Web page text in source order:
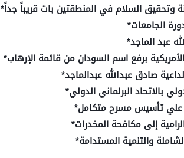
السلام في المنطقتين بات قريباً جداً*
الجامعات*
عبد الماجد*
برفع اسم السودان من قائمة الإرهاب*
صادق عبدالله عبدالماجد*
بالاتحاد البرلماني الدولي​*
علي تأسيس مسرح متكامل*
إلى مكافحة المخدرات*
والتنمية المستدامة*